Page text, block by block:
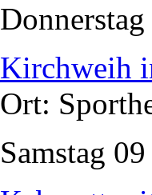
Donnerstag
Kirchweih
Ort:
Samstag